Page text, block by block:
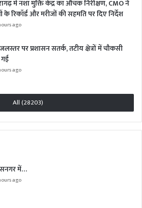
में नशा मुक्ति केंद्र का औचक निरीक्षण, CMO ने
रिकॉर्ड और मरीजों की सहमति पर दिए निर्देश
ago
पर प्रशासन सतर्क, तटीय क्षेत्रों में चौकसी
ago
All (28203)
में…
ago